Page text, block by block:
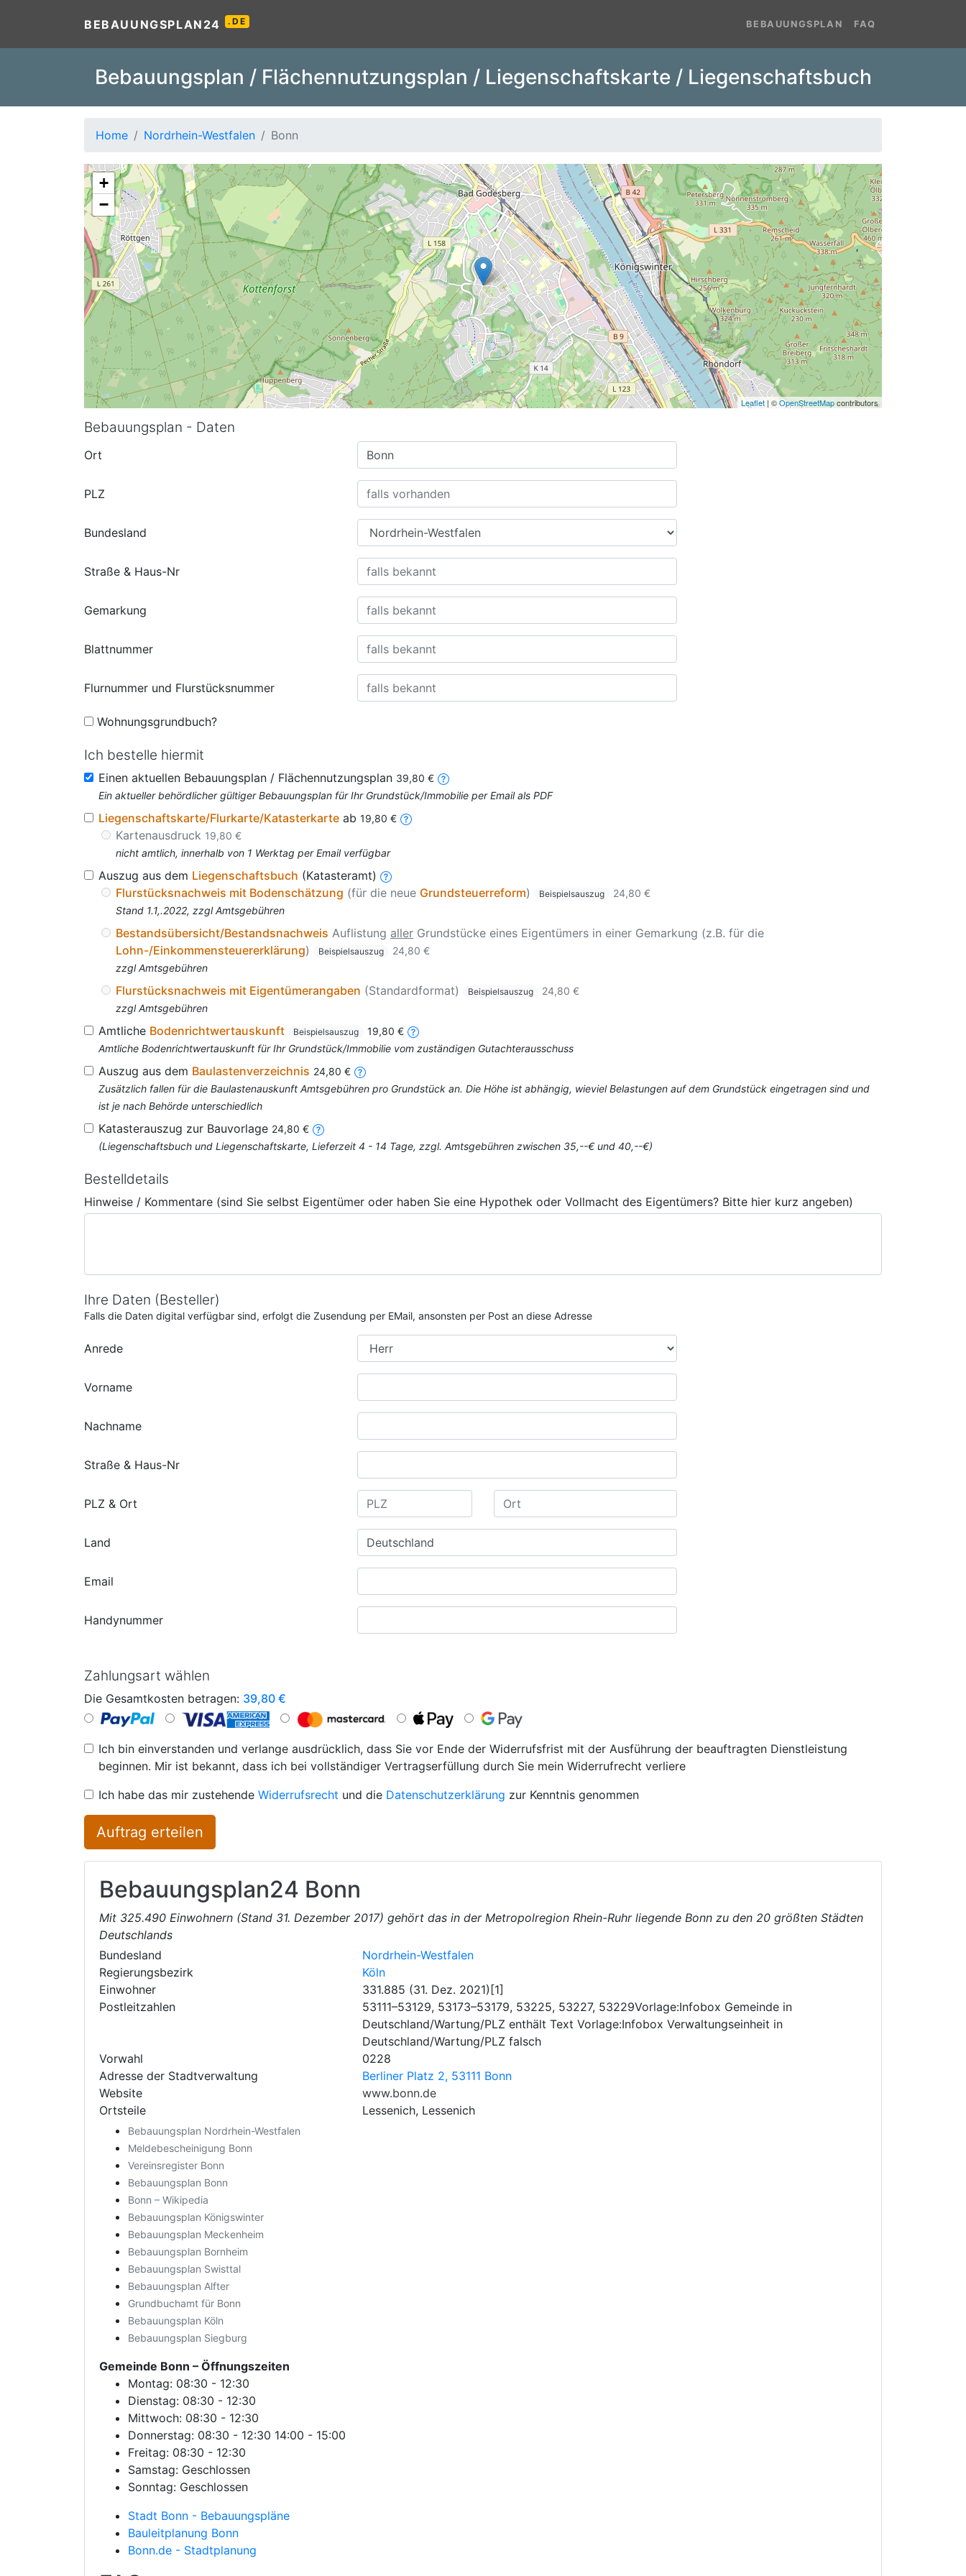
BEBAUUNGSPLAN24 .DE BEBAUUNGSPLAN FAQ
Bebauungsplan / Flächennutzungsplan / Liegenschaftskarte / Liegenschaftsbuch
Home Nordrhein-Westfalen Bonn
+
−
Leaflet | ©OpenStreetMapcontributors
Bebauungsplan - Daten
Ort
PLZ
Bundesland
Straße & Haus-Nr
Gemarkung
Blattnummer
Flurnummer und Flurstücksnummer
Wohnungsgrundbuch?
Ich bestelle hiermit
Einen aktuellen Bebauungsplan / Flächennutzungsplan 39,80 €
Ein aktueller behördlicher gültiger Bebauungsplan für Ihr Grundstück/Immobilie per Email als PDF
Liegenschaftskarte/Flurkarte/Katasterkarte ab 19,80 €
Kartenausdruck 19,80 €
nicht amtlich, innerhalb von 1 Werktag per Email verfügbar
Auszug aus dem Liegenschaftsbuch (Katasteramt)
Flurstücksnachweis mit Bodenschätzung (für die neue Grundsteuerreform) Beispielsauszug
24,80 €
Stand 1.1,.2022, zzgl Amtsgebühren
Bestandsübersicht/Bestandsnachweis Auflistung aller Grundstücke eines Eigentümers in einer Gemarkung (z.B. für die
Lohn-/Einkommensteuererklärung) Beispielsauszug
24,80 €
zzgl Amtsgebühren
Flurstücksnachweis mit Eigentümerangaben (Standardformat) Beispielsauszug
24,80 €
zzgl Amtsgebühren
Amtliche Bodenrichtwertauskunft Beispielsauszug
19,80 €
Amtliche Bodenrichtwertauskunft für Ihr Grundstück/Immobilie vom zuständigen Gutachterausschuss
Auszug aus dem Baulastenverzeichnis 24,80 €
Zusätzlich fallen für die Baulastenauskunft Amtsgebühren pro Grundstück an. Die Höhe ist abhängig, wieviel Belastungen auf dem Grundstück eingetragen sind und
ist je nach Behörde unterschiedlich
Katasterauszug zur Bauvorlage 24,80 €
(Liegenschaftsbuch und Liegenschaftskarte, Lieferzeit 4 - 14 Tage, zzgl. Amtsgebühren zwischen 35,--€ und 40,--€)
Bestelldetails
Hinweise / Kommentare (sind Sie selbst Eigentümer oder haben Sie eine Hypothek oder Vollmacht des Eigentümers? Bitte hier kurz angeben)
Ihre Daten (Besteller)
Falls die Daten digital verfügbar sind, erfolgt die Zusendung per EMail, ansonsten per Post an diese Adresse
Anrede
Vorname
Nachname
Straße & Haus-Nr
PLZ & Ort
Land
Email
Handynummer
Zahlungsart wählen
Die Gesamtkosten betragen: 39,80 €
Ich bin einverstanden und verlange ausdrücklich, dass Sie vor Ende der Widerrufsfrist mit der Ausführung der beauftragten Dienstleistung
beginnen. Mir ist bekannt, dass ich bei vollständiger Vertragserfüllung durch Sie mein Widerrufrecht verliere
Ich habe das mir zustehende Widerrufsrecht und die Datenschutzerklärung zur Kenntnis genommen
Auftrag erteilen
Bebauungsplan24 Bonn
Mit 325.490 Einwohnern (Stand 31. Dezember 2017) gehört das in der Metropolregion Rhein-Ruhr liegende Bonn zu den 20 größten Städten
Deutschlands
Bundesland
Nordrhein-Westfalen
Regierungsbezirk
Köln
Einwohner
331.885 (31. Dez. 2021)[1]
Postleitzahlen
53111–53129, 53173–53179, 53225, 53227, 53229Vorlage:Infobox Gemeinde in
Deutschland/Wartung/PLZ enthält Text Vorlage:Infobox Verwaltungseinheit in
Deutschland/Wartung/PLZ falsch
Vorwahl
0228
Adresse der Stadtverwaltung
Berliner Platz 2, 53111 Bonn
Website
www.bonn.de
Ortsteile
Lessenich, Lessenich
Bebauungsplan Nordrhein-Westfalen
Meldebescheinigung Bonn
Vereinsregister Bonn
Bebauungsplan Bonn
Bonn – Wikipedia
Bebauungsplan Königswinter
Bebauungsplan Meckenheim
Bebauungsplan Bornheim
Bebauungsplan Swisttal
Bebauungsplan Alfter
Grundbuchamt für Bonn
Bebauungsplan Köln
Bebauungsplan Siegburg
Gemeinde Bonn – Öffnungszeiten
Montag: 08:30 - 12:30
Dienstag: 08:30 - 12:30
Mittwoch: 08:30 - 12:30
Donnerstag: 08:30 - 12:30 14:00 - 15:00
Freitag: 08:30 - 12:30
Samstag: Geschlossen
Sonntag: Geschlossen
Stadt Bonn - Bebauungspläne
Bauleitplanung Bonn
Bonn.de - Stadtplanung